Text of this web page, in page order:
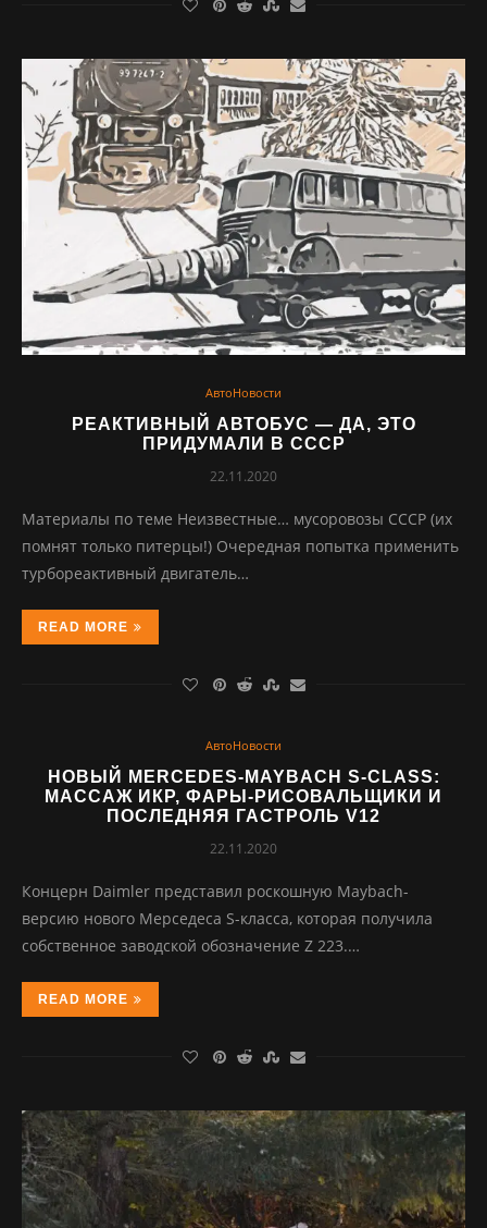
АвтоНовости
РЕАКТИВНЫЙ АВТОБУС — ДА, ЭТО
ПРИДУМАЛИ В СССР
22.11.2020
Материалы по теме Неизвестные… мусоровозы СССР (их
помнят только питерцы!) Очередная попытка применить
турбореактивный двигатель…
READ MORE
АвтоНовости
НОВЫЙ MERCEDES-MAYBACH S-CLASS:
МАССАЖ ИКР, ФАРЫ-РИСОВАЛЬЩИКИ И
ПОСЛЕДНЯЯ ГАСТРОЛЬ V12
22.11.2020
Концерн Daimler представил роскошную Maybach-
версию нового Мерседеса S-класса, которая получила
собственное заводской обозначение Z 223.…
READ MORE